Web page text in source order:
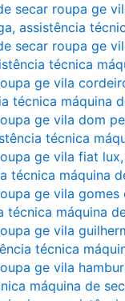
secar roupa ge
, assistência
secar roupa ge
técnica
ge vila
técnica máquina
ge vila dom
técnica
ge vila fiat lux,
técnica máquina
ge vila gomes
técnica máquina
ge vila
técnica
ge vila
máquina de